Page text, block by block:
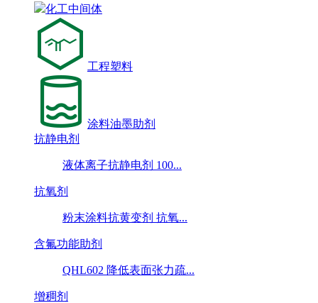
化工中间体
工程塑料
涂料油墨助剂
抗静电剂
液体离子抗静电剂 100...
抗氧剂
粉末涂料抗黄变剂 抗氧...
含氟功能助剂
QHL602 降低表面张力疏...
增稠剂